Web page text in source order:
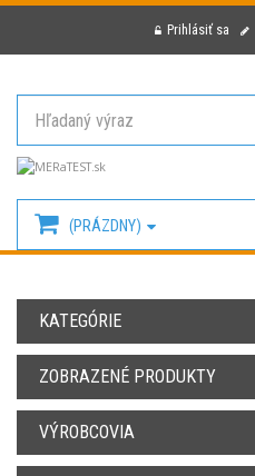
Prihlásiť sa
(PRÁZDNY)
KATEGÓRIE
ZOBRAZENÉ PRODUKTY
VÝROBCOVIA